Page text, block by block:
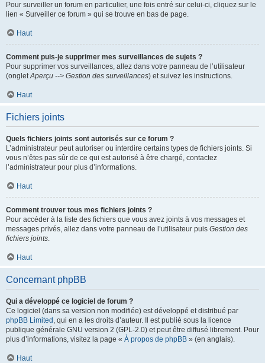
Pour surveiller un forum en particulier, une fois entré sur celui-ci, cliquez sur le
lien « Surveiller ce forum » qui se trouve en bas de page.
Haut
Comment puis-je supprimer mes surveillances de sujets ?
Pour supprimer vos surveillances, allez dans votre panneau de l’utilisateur
(ongletAperçu --> Gestion des surveillances) et suivez les instructions.
Haut
Fichiers joints
Quels fichiers joints sont autorisés sur ce forum ?
L’administrateur peut autoriser ou interdire certains types de fichiers joints. Si
vous n’êtes pas sûr de ce qui est autorisé à être chargé, contactez
l’administrateur pour plus d’informations.
Haut
Comment trouver tous mes fichiers joints ?
Pour accéder à la liste des fichiers que vous avez joints à vos messages et
messages privés, allez dans votre panneau de l’utilisateur puis Gestion des
fichiers joints.
Haut
Concernant phpBB
Qui a développé ce logiciel de forum ?
Ce logiciel (dans sa version non modifiée) est développé et distribué par
phpBB Limited , qui en a les droits d’auteur. Il est publié sous la licence
publique générale GNU version 2 (GPL-2.0) et peut être diffusé librement. Pour
plus d’informations, visitez la page « À propos de phpBB » (en anglais).
Haut